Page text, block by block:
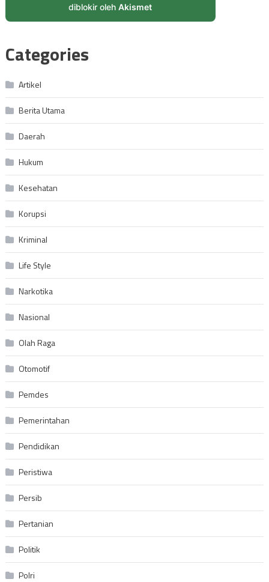
diblokir olehAkismet
Categories
Artikel
Berita Utama
Daerah
Hukum
Kesehatan
Korupsi
Kriminal
Life Style
Narkotika
Nasional
Olah Raga
Otomotif
Pemdes
Pemerintahan
Pendidikan
Peristiwa
Persib
Pertanian
Politik
Polri